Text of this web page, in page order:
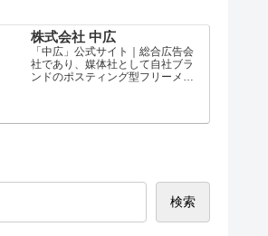
株式会社 中広
「中広」公式サイト｜総合広告会
社であり、媒体社として自社ブラ
ンドのポスティング型フリーメデ
検索